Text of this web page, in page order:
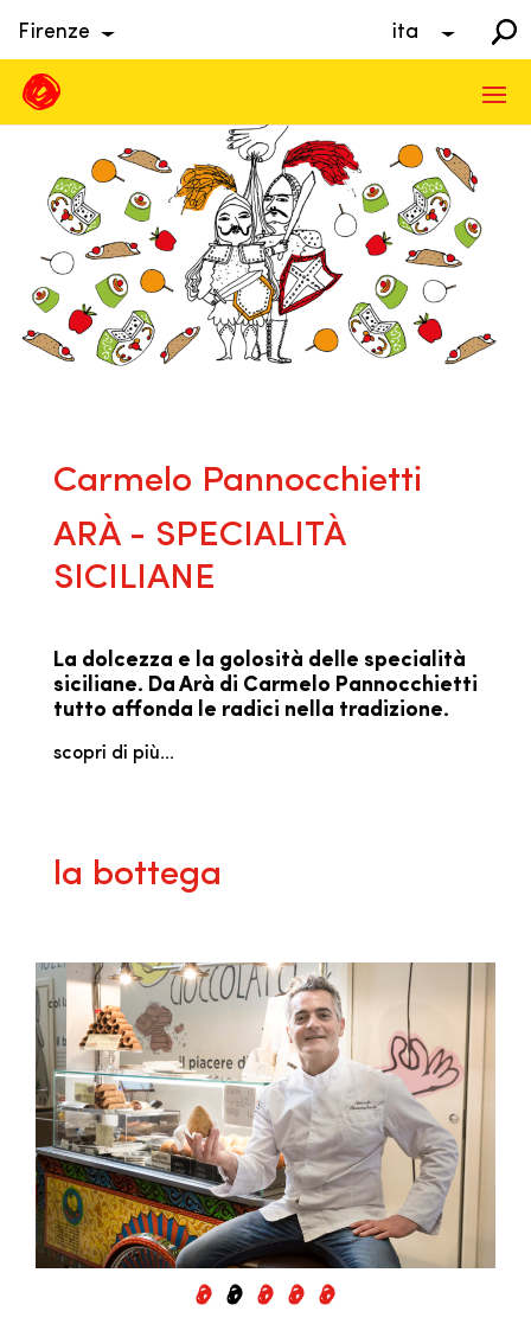
Firenze ita
Carmelo Pannocchietti
ARÀ - SPECIALITÀ
SICILIANE
La dolcezza e la golosità delle specialità
siciliane. Da Arà di Carmelo Pannocchietti
tutto affonda le radici nella tradizione.
scopri di più...
la bottega